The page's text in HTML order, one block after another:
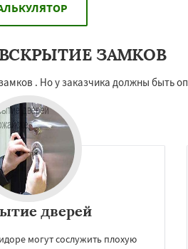
ЗАМКОВ
. Но у заказчика должны быть
дверей
могут сослужить плохую